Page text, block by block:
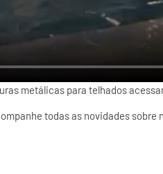
metálicas para telhados
todas as novidades sobre